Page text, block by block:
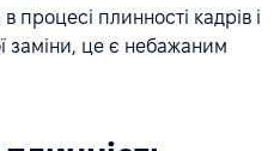
процесі плинності кадрів і
заміни, це є небажаним